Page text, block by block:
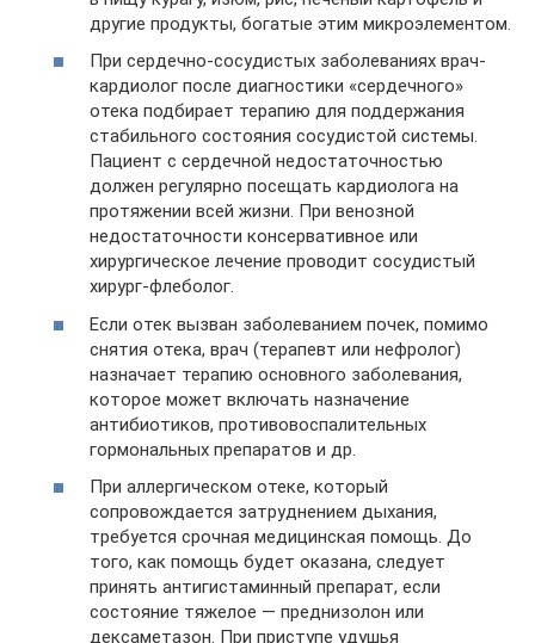
другие продукты, богатые этим микроэлементом.
При сердечно-сосудистых заболеваниях врач-
кардиолог после диагностики «сердечного»
отека подбирает терапию для поддержания
стабильного состояния сосудистой системы.
Пациент с сердечной недостаточностью
должен регулярно посещать кардиолога на
протяжении всей жизни. При венозной
недостаточности консервативное или
хирургическое лечение проводит сосудистый
хирург-флеболог.
Если отек вызван заболеванием почек, помимо
снятия отека, врач (терапевт или нефролог)
назначает терапию основного заболевания,
которое может включать назначение
антибиотиков, противовоспалительных
гормональных препаратов и др.
При аллергическом отеке, который
сопровождается затруднением дыхания,
требуется срочная медицинская помощь. До
того, как помощь будет оказана, следует
принять антигистаминный препарат, если
состояние тяжелое — преднизолон или
дексаметазон. При приступе удушья